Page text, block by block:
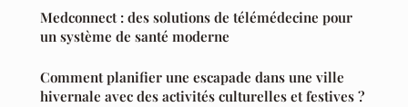
Medconnect : des solutions de télémédecine pour
un système de santé moderne
Comment planifier une escapade dans une ville
hivernale avec des activités culturelles et festives ?